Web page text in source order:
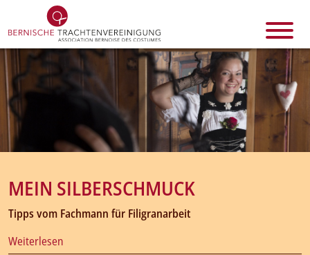
MEIN SILBERSCHMUCK
Tipps vom Fachmann für Filigranarbeit
Weiterlesen